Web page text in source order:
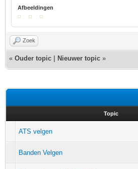
Afbeeldingen
Zoek
« Ouder topic Nieuwer topic »
Topic
ATS velgen
Banden Velgen